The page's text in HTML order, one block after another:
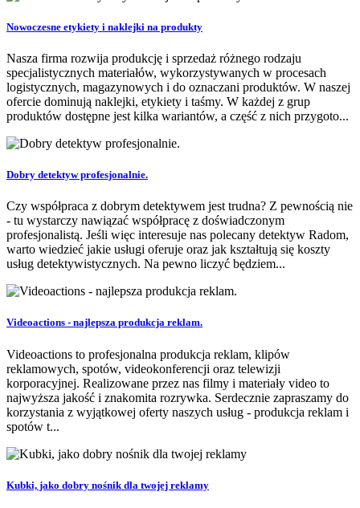
Nowoczesne etykiety i naklejki na produkty
Nasza firma rozwija produkcję i sprzedaż różnego rodzaju
specjalistycznych materiałów, wykorzystywanych w procesach
logistycznych, magazynowych i do oznaczani produktów. W naszej
ofercie dominują naklejki, etykiety i taśmy. W każdej z grup
produktów dostępne jest kilka wariantów, a część z nich przygoto...
Dobry detektyw profesjonalnie.
Czy współpraca z dobrym detektywem jest trudna? Z pewnością nie
- tu wystarczy nawiązać współpracę z doświadczonym
profesjonalistą. Jeśli więc interesuje nas polecany detektyw Radom,
warto wiedzieć jakie usługi oferuje oraz jak kształtują się koszty
usług detektywistycznych. Na pewno liczyć będziem...
Videoactions - najlepsza produkcja reklam.
Videoactions to profesjonalna produkcja reklam, klipów
reklamowych, spotów, videokonferencji oraz telewizji
korporacyjnej. Realizowane przez nas filmy i materiały video to
najwyższa jakość i znakomita rozrywka. Serdecznie zapraszamy do
korzystania z wyjątkowej oferty naszych usług - produkcja reklam i
spotów t...
Kubki, jako dobry nośnik dla twojej reklamy